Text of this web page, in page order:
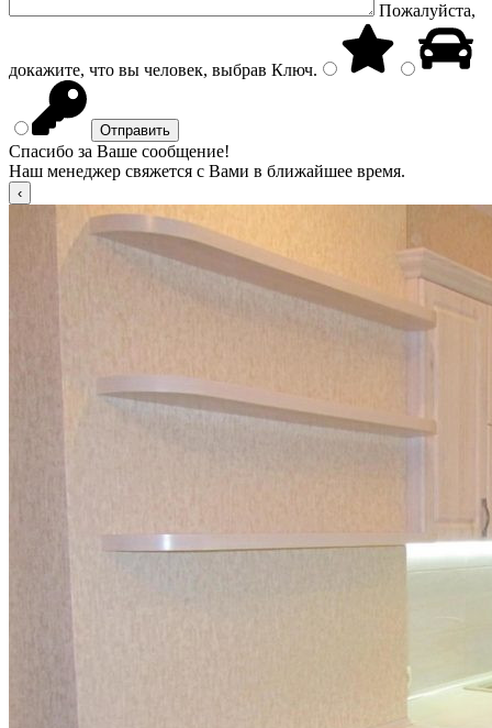
Пожалуйста,
докажите, что вы человек, выбрав Ключ.
Спасибо за Ваше сообщение!
Наш менеджер свяжется с Вами в ближайшее время.